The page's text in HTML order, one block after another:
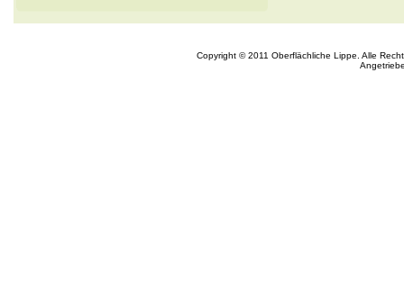
Copyright © 2011 Oberflächliche Lippe. Alle